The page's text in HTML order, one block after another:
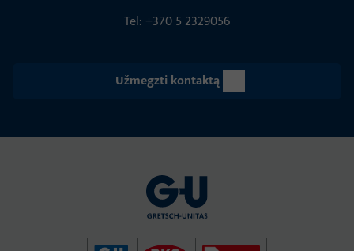
Tel: +370 5 2329056
Užmegzti kontaktą